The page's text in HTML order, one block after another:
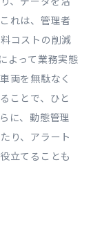
れは、管理者
コストの削減
よって業務実態
両を無駄なく
ことで、ひと
に、動態管理
り、アラート
立てることも